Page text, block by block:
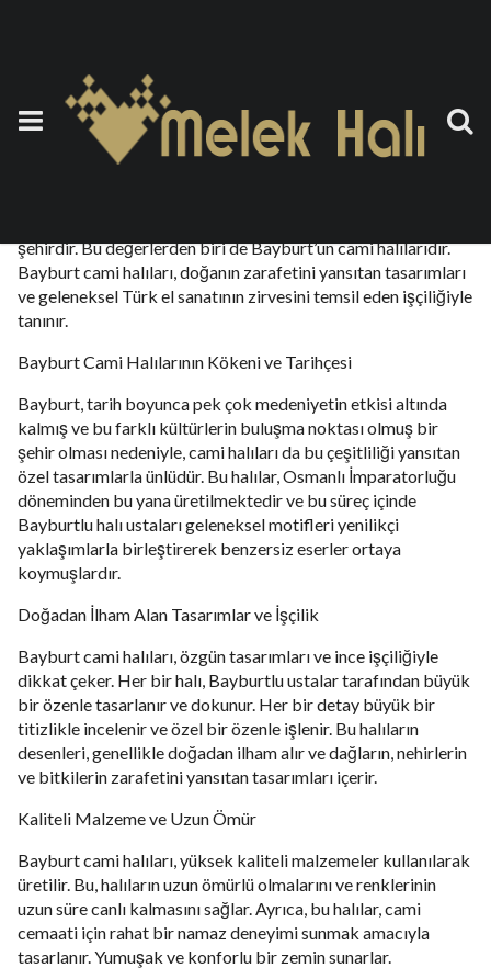
Bayburt Cami Halısı
25 Eylül 2023 by teoman
şehirdir. Bu değerlerden biri de Bayburt’un cami halılarıdır.
Bayburt cami halıları, doğanın zarafetini yansıtan tasarımları
ve geleneksel Türk el sanatının zirvesini temsil eden işçiliğiyle
tanınır.
Bayburt Cami Halılarının Kökeni ve Tarihçesi
Bayburt, tarih boyunca pek çok medeniyetin etkisi altında
kalmış ve bu farklı kültürlerin buluşma noktası olmuş bir
şehir olması nedeniyle, cami halıları da bu çeşitliliği yansıtan
özel tasarımlarla ünlüdür. Bu halılar, Osmanlı İmparatorluğu
döneminden bu yana üretilmektedir ve bu süreç içinde
Bayburtlu halı ustaları geleneksel motifleri yenilikçi
yaklaşımlarla birleştirerek benzersiz eserler ortaya
koymuşlardır.
Doğadan İlham Alan Tasarımlar ve İşçilik
Bayburt cami halıları, özgün tasarımları ve ince işçiliğiyle
dikkat çeker. Her bir halı, Bayburtlu ustalar tarafından büyük
bir özenle tasarlanır ve dokunur. Her bir detay büyük bir
titizlikle incelenir ve özel bir özenle işlenir. Bu halıların
desenleri, genellikle doğadan ilham alır ve dağların, nehirlerin
ve bitkilerin zarafetini yansıtan tasarımları içerir.
Kaliteli Malzeme ve Uzun Ömür
Bayburt cami halıları, yüksek kaliteli malzemeler kullanılarak
üretilir. Bu, halıların uzun ömürlü olmalarını ve renklerinin
uzun süre canlı kalmasını sağlar. Ayrıca, bu halılar, cami
cemaati için rahat bir namaz deneyimi sunmak amacıyla
tasarlanır. Yumuşak ve konforlu bir zemin sunarlar.